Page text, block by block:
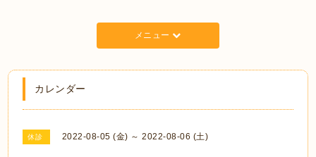
メニュー
カレンダー
休診 2022-08-05 (金) ～ 2022-08-06 (土)